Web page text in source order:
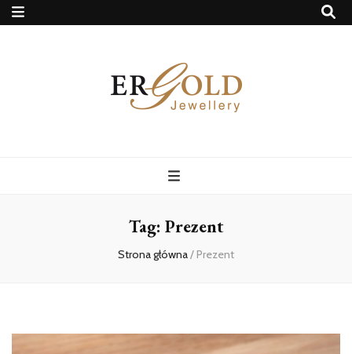
Tag: Prezent
Strona główna/ Prezent